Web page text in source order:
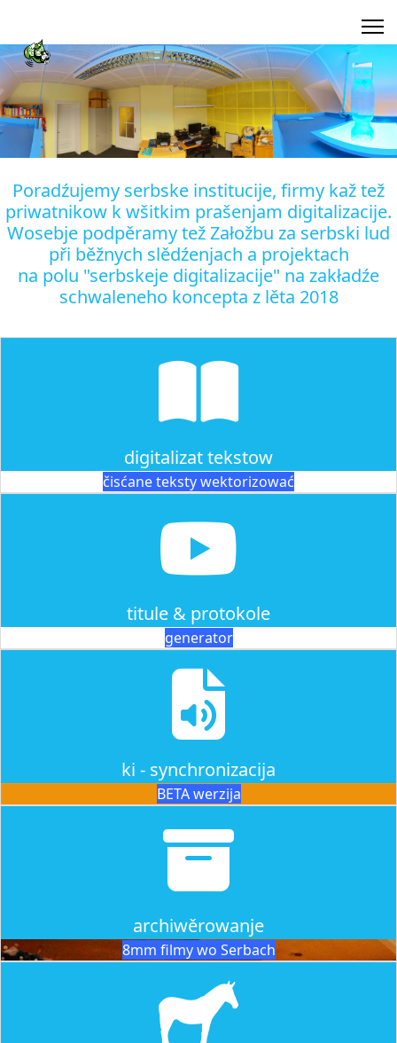
Poradźujemy serbske institucije, firmy kaž tež
priwatnikow k wšitkim prašenjam digitalizacije.
Wosebje podpěramy tež Załožbu za serbski lud
při běžnych slědźenjach a projektach
na polu "serbskeje digitalizacije" na zakładźe
schwaleneho koncepta z lěta 2018
digitalizat tekstow
čisćane teksty wektorizować
titule & protokole
generator
ki - synchronizacija
BETA werzija
archiwěrowanje
8mm filmy wo Serbach